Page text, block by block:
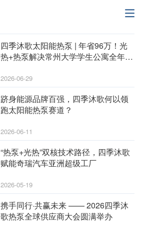
四季沐歌太阳能热泵 | 年省96万！光
热+热泵解决常州大学学生公寓全年热
2026-06-29
跻身能源品牌百强，四季沐歌何以领
跑太阳能热泵赛道？
2026-06-11
“热泵+光热”双核技术路径，四季沐歌
赋能奇瑞汽车亚洲超级工厂
2026-05-19
携手同行·共赢未来 —— 2026四季沐
歌热泵全球供应商大会圆满举办